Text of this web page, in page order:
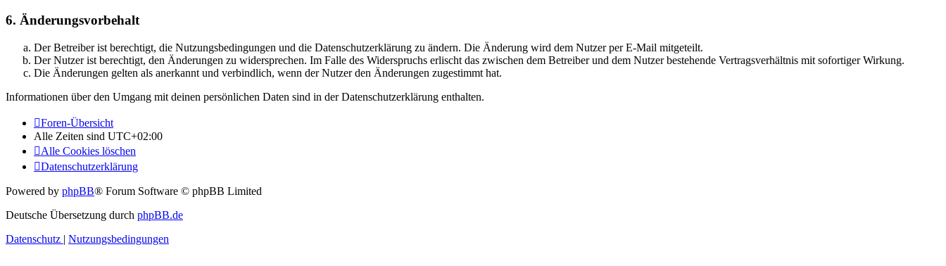
6. Änderungsvorbehalt
Der Betreiber ist berechtigt, die Nutzungsbedingungen und die Datenschutzerklärung zu ändern. Die Änderung wird dem Nutzer per E-Mail mitgeteilt.
Der Nutzer ist berechtigt, den Änderungen zu widersprechen. Im Falle des Widerspruchs erlischt das zwischen dem Betreiber und dem Nutzer bestehende Vertragsverhältnis mit sofortiger Wirkung.
Die Änderungen gelten als anerkannt und verbindlich, wenn der Nutzer den Änderungen zugestimmt hat.
Informationen über den Umgang mit deinen persönlichen Daten sind in der Datenschutzerklärung enthalten.
Foren-Übersicht
Alle Zeiten sind UTC+02:00
Alle Cookies löschen
Datenschutzerklärung
Powered by phpBB® Forum Software © phpBB Limited
Deutsche Übersetzung durch phpBB.de
Datenschutz | Nutzungsbedingungen